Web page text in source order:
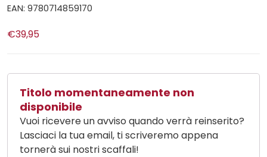
EAN: 9780714859170
€39,95
Titolo momentaneamente non
disponibile
Vuoi ricevere un avviso quando verrà reinserito?
Lasciaci la tua email, ti scriveremo appena
tornerà sui nostri scaffali!